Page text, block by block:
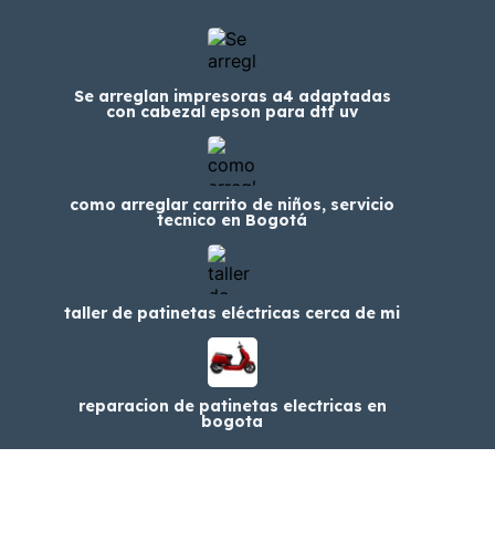
Se arreglan impresoras a4 adaptadas
con cabezal epson para dtf uv
como arreglar carrito de niños, servicio
tecnico en Bogotá
taller de patinetas eléctricas cerca de mi
reparacion de patinetas electricas en
bogota